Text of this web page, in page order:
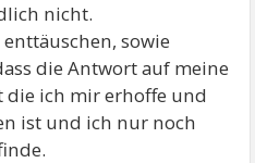
nicht.
sowie
die Antwort auf meine
die ich mir erhoffe und
ist und ich nur noch